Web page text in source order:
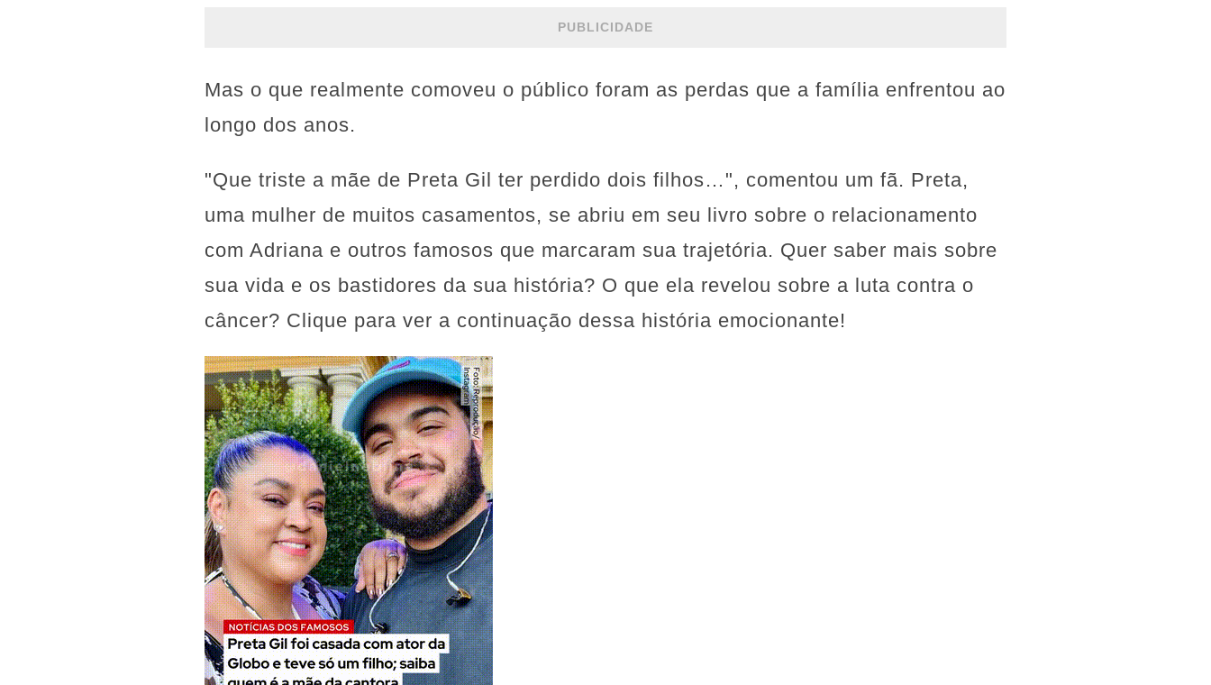
PUBLICIDADE
Mas o que realmente comoveu o público foram as perdas que a família enfrentou ao
longo dos anos.
"Que triste a mãe de Preta Gil ter perdido dois filhos…", comentou um fã. Preta,
uma mulher de muitos casamentos, se abriu em seu livro sobre o relacionamento
com Adriana e outros famosos que marcaram sua trajetória. Quer saber mais sobre
sua vida e os bastidores da sua história? O que ela revelou sobre a luta contra o
câncer? Clique para ver a continuação dessa história emocionante!